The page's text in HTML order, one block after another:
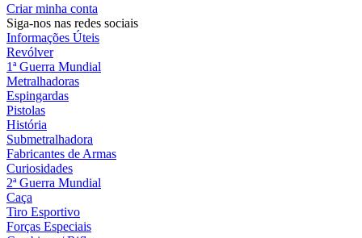
Criar minha conta
Siga-nos nas redes sociais
Informações Úteis
Revólver
1ª Guerra Mundial
Metralhadoras
Espingardas
Pistolas
História
Submetralhadora
Fabricantes de Armas
Curiosidades
2ª Guerra Mundial
Caça
Tiro Esportivo
Forças Especiais